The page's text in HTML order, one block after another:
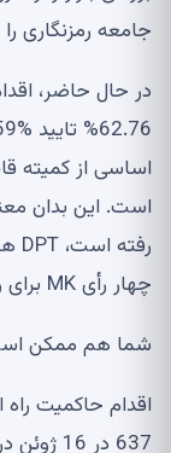
جامعه رمزنگاری
چهار رأی MK برای رسیدن به آستانه 5 از 7 باقی مانده است.
شما هم ممکن